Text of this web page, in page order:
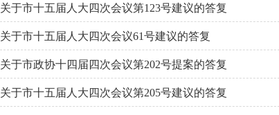
关于市十五届人大四次会议第123号建议的答复
关于市十五届人大四次会议61号建议的答复
关于市政协十四届四次会议第202号提案的答复
关于市十五届人大四次会议第205号建议的答复